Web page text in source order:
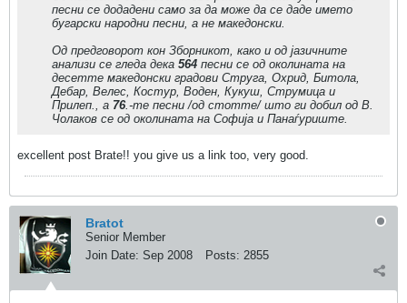
песни се додадени само за да може да се даде името
бугарски народни песни, а не македонски.
Од предговорот кон Зборникот, како и од јазичните
анализи се гледа дека 564 песни се од околината на
десетте македонски градови Струга, Охрид, Битола,
Дебар, Велес, Костур, Воден, Кукуш, Струмица и
Прилеп., а 76.-те песни /од стотте/ што ги добил од В.
Чолаков се од околината на Софија и Панаѓуриште.
excellent post Brate!! you give us a link too, very good.
Bratot
Senior Member
Join Date: Sep 2008 Posts: 2855